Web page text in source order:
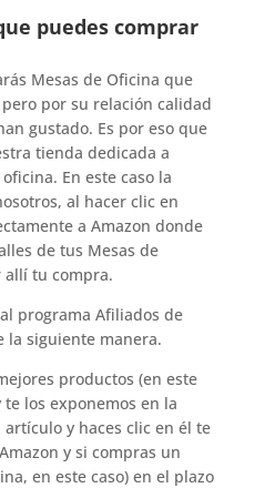
puedes comprar
Mesas de Oficina que
por su relación calidad
gustado. Es por eso que
tienda dedicada a
En este caso la
al hacer clic en
a Amazon donde
de tus Mesas de
allí tu compra.
al programa Afiliados de
la siguiente manera.
productos (en este
los exponemos en la
y haces clic en él te
y si compras un
en este caso) en el plazo